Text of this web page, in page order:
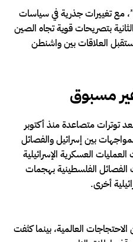
مع تغييرات جذرية في سياسات
بتصريحات قوية تجاه الصين
العلاقات بين واشنطن
مسبوق
توترات متصاعدة منذ أكتوبر
2024 أعنف المواجهات بين إسرائيل والفصائل
العسكرية الإسرائيلية
الفلسطينية بهجمات
أخرى.
العالمية، بينما كثفت